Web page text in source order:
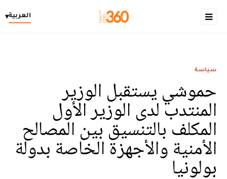
العربية▾
سياسة
حموشي يستقبل الوزير
المنتدب لدى الوزير الأول
المكلف بالتنسيق بين المصالح
الأمنية والأجهزة الخاصة بدولة
بولونيا